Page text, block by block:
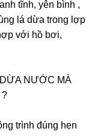
tĩnh, yên bình ,
lá dừa trong lợp
với hồ bơi,
NƯỚC MÀ
?
trình đúng hẹn